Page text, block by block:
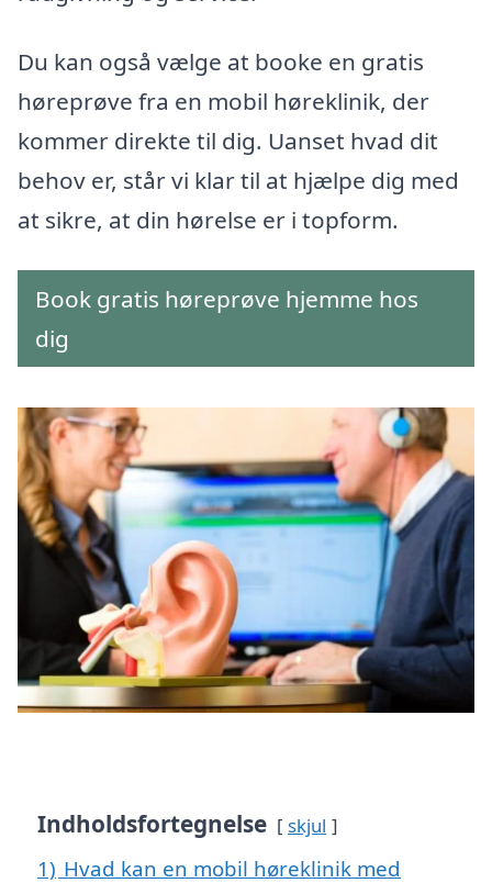
Du kan også vælge at booke en gratis
høreprøve fra en mobil høreklinik, der
kommer direkte til dig. Uanset hvad dit
behov er, står vi klar til at hjælpe dig med
at sikre, at din hørelse er i topform.
Book gratis høreprøve hjemme hos
dig
Indholdsfortegnelse skjul
1) Hvad kan en mobil høreklinik med